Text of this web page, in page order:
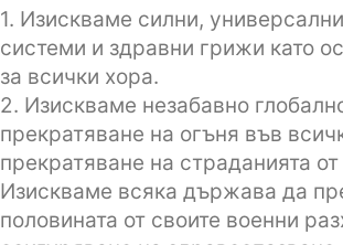
1. Изискваме силни,
системи и здравни грижи като
за всички хора.
2. Изискваме незабавно
прекратяване на огъня във
прекратяване на страданията от
Изискваме всяка държава да
половината от своите военни